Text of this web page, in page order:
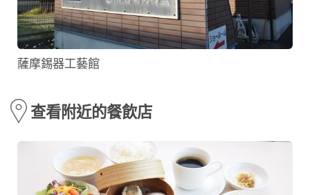
薩摩錫器工藝館
查看附近的餐飲店